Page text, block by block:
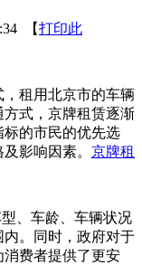
【打印此
租用北京市的车辆
式，京牌租赁逐渐
标的市民的优先选
影响因素。 京牌租
、车龄、车辆状况
。同时，政府对于
费者提供了更安